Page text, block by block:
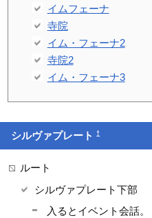
イムフェーナ
寺院
イム・フェーナ2
寺院2
イム・フェーナ3
シルヴァプレート†
ルート
シルヴァプレート下部
入るとイベント会話。